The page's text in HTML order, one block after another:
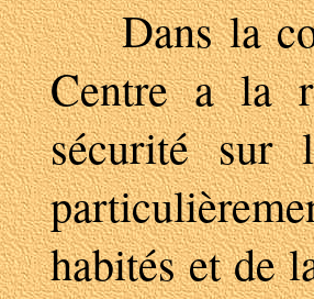
Dans la
Centre a la
sécurité
habités et de